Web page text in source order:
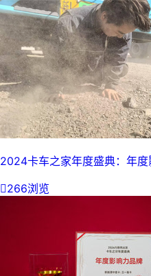
2024卡车之家年度盛典：年
266浏览